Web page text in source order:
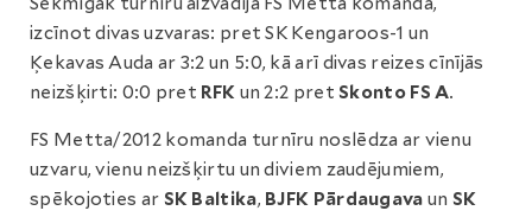
izcīnot divas uzvaras: pret SK Kengaroos-1 un
Ķekavas Auda ar 3:2 un 5:0, kā arī divas reizes cīnījās
neizšķirti: 0:0 pret RFK un 2:2 pretSkonto FS A.
FS Metta/2012 komanda turnīru noslēdza ar vienu
uzvaru, vienu neizšķirtu un diviem zaudējumiem,
spēkojoties ar SK Baltika, BJFK Pārdaugava un SK